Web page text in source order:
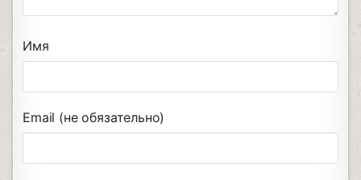
Имя
Email (не обязательно)